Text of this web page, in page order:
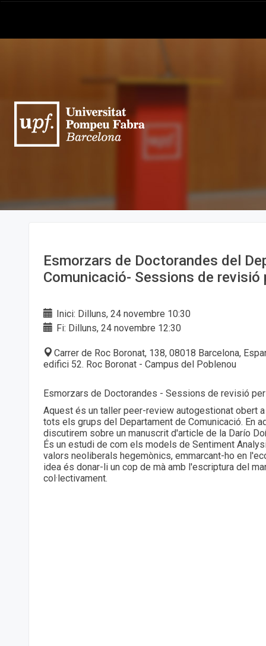
Esmorzars de Doctorandes del
Comunicació- Sessions de revisió
Inici: Dilluns, 24 novembre 10:30
Fi: Dilluns, 24 novembre 12:30
Carrer de Roc Boronat, 138, 08018 Barcelona,
edifici 52. Roc Boronat - Campus del Poblenou
Esmorzars de Doctorandes - Sessions de revisió
Aquest és un taller peer-review autogestionat obert
tots els grups del Departament de Comunicació. En
discutirem sobre un manuscrit d'article de la Darío
És un estudi de com els models de Sentiment
valors neoliberals hegemònics, emmarcant-ho en
idea és donar-li un cop de mà amb l'escriptura del
col·lectivament.